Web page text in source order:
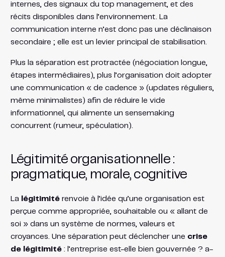
internes, des signaux du top management, et des
récits disponibles dans l’environnement. La
communication interne n’est donc pas une déclinaison
secondaire ; elle est un levier principal de stabilisation.
Plus la séparation est protractée (négociation longue,
étapes intermédiaires), plus l’organisation doit adopter
une communication « de cadence » (updates réguliers,
même minimalistes) afin de réduire le vide
informationnel, qui alimente un sensemaking
concurrent (rumeur, spéculation).
Légitimité organisationnelle :
pragmatique, morale, cognitive
La légitimitérenvoie à l’idée qu’une organisation est
perçue comme appropriée, souhaitable ou « allant de
soi » dans un système de normes, valeurs et
croyances. Une séparation peut déclencher une crise
de légitimité: l’entreprise est-elle bien gouvernée ? a-